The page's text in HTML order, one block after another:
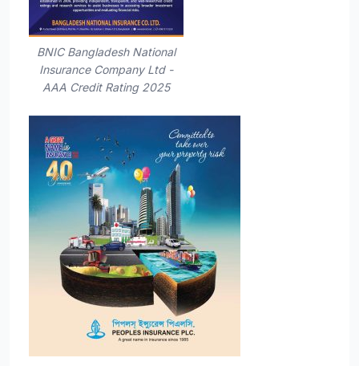
BNIC Bangladesh National
Insurance Company Ltd -
AAA Credit Rating 2025